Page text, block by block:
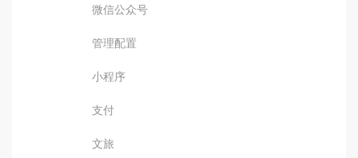
微信公众号
管理配置
小程序
支付
文旅